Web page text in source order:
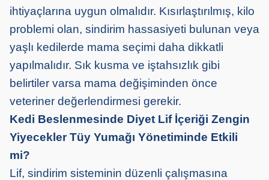
ihtiyaçlarına uygun olmalıdır. Kısırlaştırılmış, kilo
problemi olan, sindirim hassasiyeti bulunan veya
yaşlı kedilerde mama seçimi daha dikkatli
yapılmalıdır. Sık kusma ve iştahsızlık gibi
belirtiler varsa mama değişiminden önce
veteriner değerlendirmesi gerekir.
Kedi Beslenmesinde Diyet Lif İçeriği Zengin
Yiyecekler Tüy Yumağı Yönetiminde Etkili
mi?
Lif, sindirim sisteminin düzenli çalışmasına